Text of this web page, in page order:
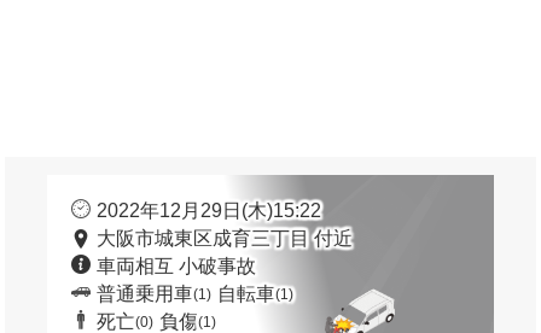
2022年12月29日(木)15:22
大阪市城東区成育三丁目 付近
車両相互 小破事故
普通乗用車(1) 自転車(1)
死亡(0) 負傷(1)